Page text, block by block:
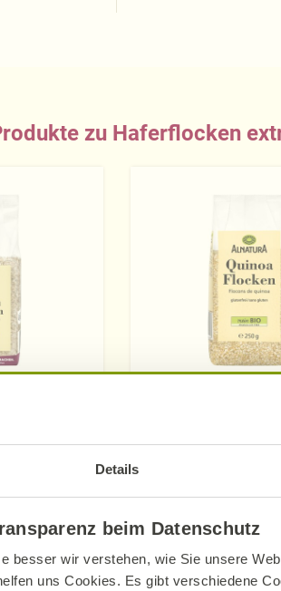
Details
beim Datenschutz
besser wir verstehen, wie Sie unsere
uns Cookies. Es gibt verschiedene
zu Haferflocken
Mehr